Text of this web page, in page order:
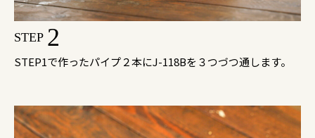
STEP 2
STEP1で作ったパイプ２本にJ-118Bを３つづつ通します。